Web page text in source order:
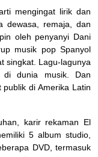
mengingat lirik dan
dewasa, remaja, dan
oleh penyanyi Dani
musik pop Spanyol
singkat. Lagu-lagunya
di dunia musik. Dan
di Amerika Latin
karir rekaman El
5 album studio,
DVD, termasuk